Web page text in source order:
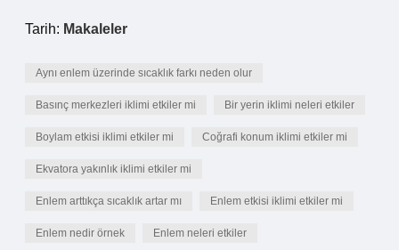
Tarih: Makaleler
Aynı enlem üzerinde sıcaklık farkı neden olur
Basınç merkezleri iklimi etkiler mi Bir yerin iklimi neleri etkiler
Boylam etkisi iklimi etkiler mi Coğrafi konum iklimi etkiler mi
Ekvatora yakınlık iklimi etkiler mi
Enlem arttıkça sıcaklık artar mı Enlem etkisi iklimi etkiler mi
Enlem nedir örnek Enlem neleri etkiler